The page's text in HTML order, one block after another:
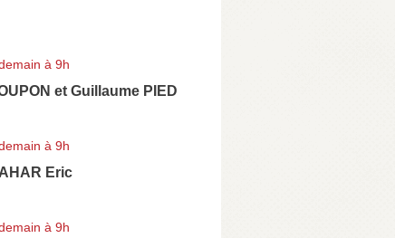
à 9h
et Guillaume PIED
à 9h
Eric
à 9h